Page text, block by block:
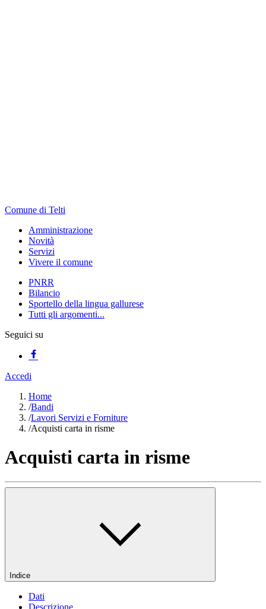
Comune di Telti
Amministrazione
Novità
Servizi
Vivere il comune
PNRR
Bilancio
Sportello della lingua gallurese
Tutti gli argomenti...
Seguici su
Accedi
Home
/Bandi
/Lavori Servizi e Forniture
/Acquisti carta in risme
Acquisti carta in risme
Indice
Dati
Descrizione